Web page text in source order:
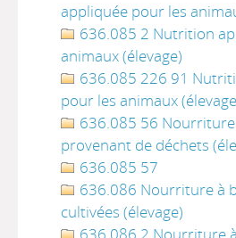
appliquée pour les
636.085 2 Nutrition
animaux (élevage)
636.085 226 91
pour les animaux
636.085 56
provenant de déchets
636.085 57
636.086 Nourriture à
cultivées (élevage)